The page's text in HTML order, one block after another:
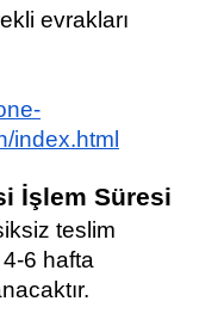
evrakları
index.html
İşlem Süresi
teslim
6 hafta